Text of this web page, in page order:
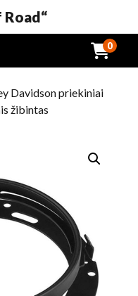
0
Davidson priekiniai
žibintas